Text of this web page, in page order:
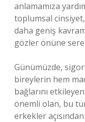
anlamamıza
toplumsal
daha geniş
gözler önüne
Günümüzde,
bireylerin hem
bağlarını
önemli olan, bu
erkekler açısından